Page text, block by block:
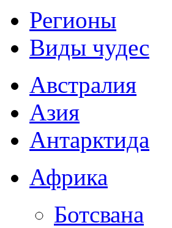
Регионы
Виды чудес
Австралия
Азия
Антарктида
Африка
Ботсвана